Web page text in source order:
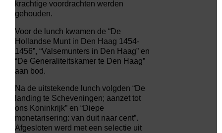
krachtige voordrachten werden
gehouden.
Voor de lunch kwamen de “De
Hollandse Munt in Den Haag 1454-
1456”, “Valsemunters in Den Haag” en
“De Generaliteitskamer te Den Haag”
aan bod.
Na de uitstekende lunch volgden “De
landing te Scheveningen; aanzet tot
ons Koninkrijk” en “Diepe
monetarisering: van duit naar cent”.
Afgesloten werd met een selectie uit